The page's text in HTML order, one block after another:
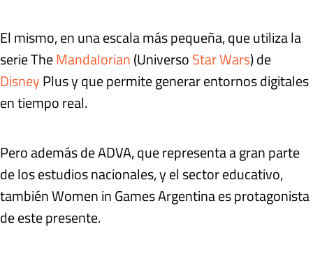
El mismo, en una escala más pequeña, que utiliza la
serie TheMandalorian(UniversoStar Wars) de
DisneyPlus y que permite generar entornos digitales
en tiempo real.
Pero además de ADVA, que representa a gran parte
de los estudios nacionales, y el sector educativo,
también Women in Games Argentina es protagonista
de este presente.